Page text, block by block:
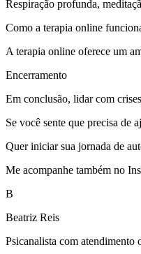
Respiração profunda,
Como a terapia online
A terapia online oferece um
Encerramento
Em conclusão, lidar com
Se você sente que precisa de
Quer iniciar sua jornada de
Me acompanhe também no
B
Beatriz Reis
Psicanalista com atendimento